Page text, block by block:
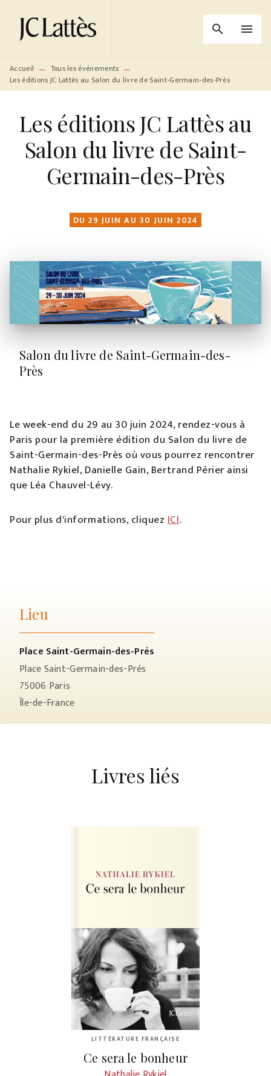
MENU RECHERCHE
PIED DE PAGE
search menu
Accueil — Tous les événements —
Les éditions JC Lattès au Salon du livre de Saint-Germain-des-Près
Les éditions JC Lattès au
Salon du livre de Saint-
Germain-des-Près
DU 29 JUIN AU 30 JUIN 2024
Salon du livre de Saint-Germain-des-
Près
Le week-end du 29 au 30 juin 2024, rendez-vous à
Paris pour la première édition du Salon du livre de
Saint-Germain-des-Près où vous pourrez rencontrer
Nathalie Rykiel, Danielle Gain, Bertrand Périer ainsi
que Léa Chauvel-Lévy.
Pour plus d'informations, cliquez ICI.
Lieu
Place Saint-Germain-des-Prés
Place Saint-Germain-des-Prés
75006 Paris
Île-de-France
Livres liés
LITTÉRATURE FRANÇAISE
Ce sera le bonheur